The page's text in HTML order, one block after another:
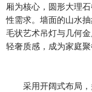
厢为核心，圆形大理
性需求。墙面的山水
毛状艺术吊灯与几何
轻奢质感，成为家庭
采用开阔式布局